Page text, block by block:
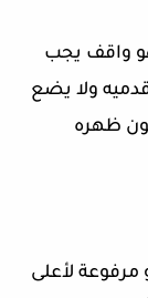
واقف يجب
ولا يضع
ظهره
مرفوعة لأعلى